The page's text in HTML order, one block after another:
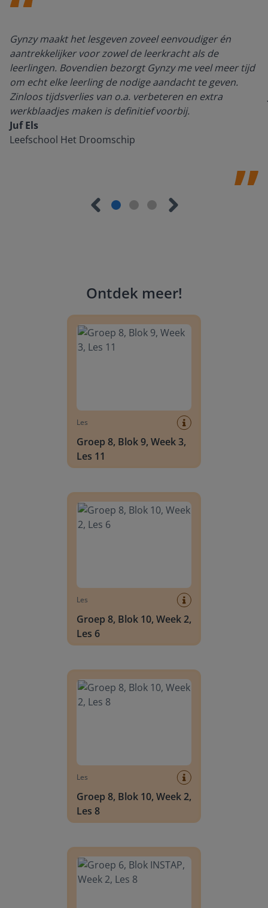
Gynzy maakt het lesgeven zoveel eenvoudiger én
aantrekkelijker voor zowel de leerkracht als de
leerlingen. Bovendien bezorgt Gynzy me veel meer tijd
om echt elke leerling de nodige aandacht te geven.
Zinloos tijdsverlies van o.a. verbeteren en extra
werkblaadjes maken is definitief voorbij.
Juf Els
Leefschool Het Droomschip
Ontdek meer!
Les
Groep 8, Blok 9, Week 3,
Les 11
Les
Groep 8, Blok 10, Week 2,
Les 6
Les
Groep 8, Blok 10, Week 2,
Les 8